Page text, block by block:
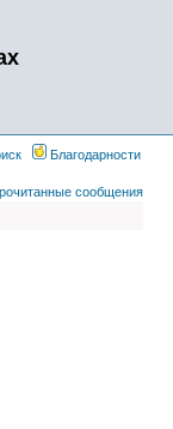
Благодарности
сообщения